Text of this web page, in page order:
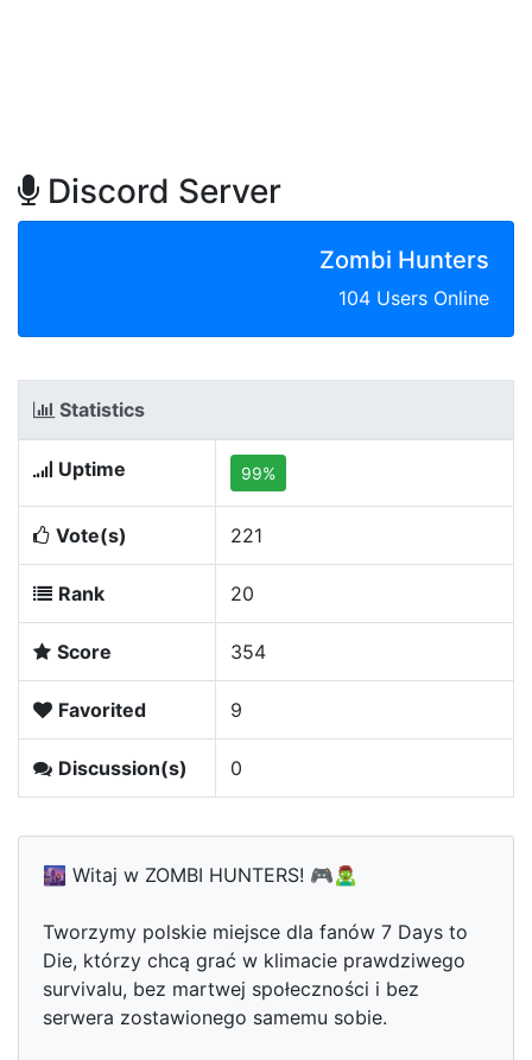
Discord Server
Zombi Hunters
104 Users Online
Statistics
Uptime 99%
Vote(s) 221
Rank 20
Score 354
Favorited 9
Discussion(s) 0
🌆 Witaj w ZOMBI HUNTERS! 🎮🧟‍♂️
Tworzymy polskie miejsce dla fanów 7 Days to
Die, którzy chcą grać w klimacie prawdziwego
survivalu, bez martwej społeczności i bez
serwera zostawionego samemu sobie.